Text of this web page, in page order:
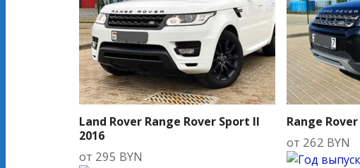
Land Rover Range Rover Sport II
2016
от 295 BYN
Range
от 262 BYN